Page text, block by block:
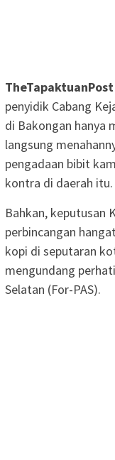
penyidik Cabang
di Bakongan hanya
langsung
pengadaan bibit
kontra di daerah itu.
Bahkan, keputusan
perbincangan
kopi di seputaran
mengundang
Selatan (For-PAS).